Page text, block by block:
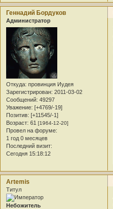
Геннадий Бордуков
Администратор
Откуда: провинция Иудея
Зарегистрирован: 2011-03-02
Сообщений: 49297
Уважение: [+4769/-19]
Позитив: [+11545/-1]
Возраст: 61 [1964-12-20]
Провел на форуме:
1 год 0 месяцев
Последний визит:
Сегодня 15:18:12
Artemis
Титул
Небожитель